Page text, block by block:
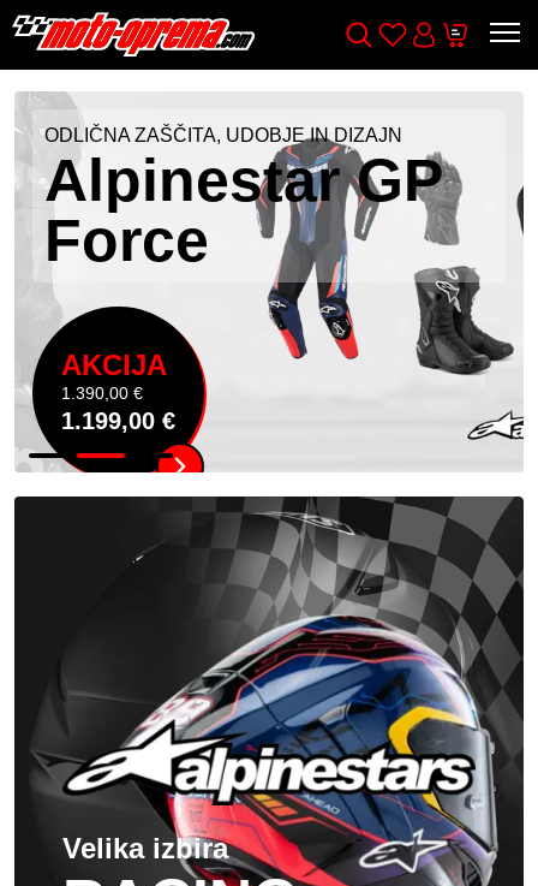
Wishlist
Cart
ODLIČNA ZAŠČITA, UDOBJE IN DIZAJN
Alpinestar GP
Force
AKCIJA
1.390,00 €
1.199,00 €
Velika izbira